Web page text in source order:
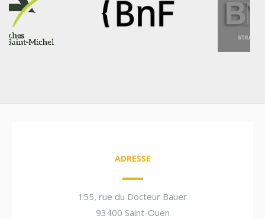
ADRESSE
155, rue du Docteur Bauer
93400 Saint-Ouen